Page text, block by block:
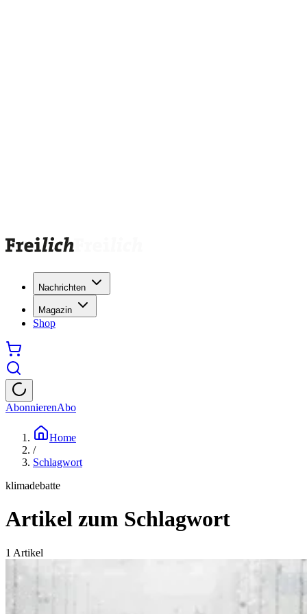
Nachrichten
Magazin
Shop
AbonnierenAbo
Home
/
Schlagwort
klimadebatte
Artikel zum Schlagwort
1 Artikel